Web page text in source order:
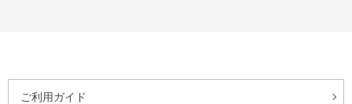
ご利用ガイド